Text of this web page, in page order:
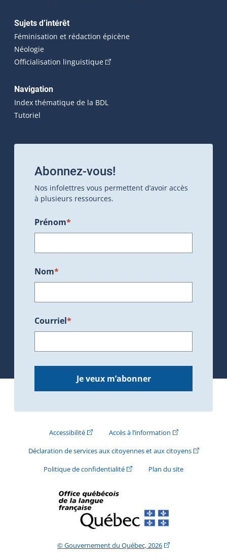
Sujets d’intérêt
Féminisation et rédaction épicène
Néologie
Officialisation linguistique(Cet hyperlien externe s'ouvrira
Navigation
Index thématique de la BDL
Tutoriel
Abonnez-vous!
Nos infolettres vous permettent d’avoir accès
à plusieurs ressources.
Prénom*
Nom*
Courriel*
Je veux m’abonner
Accessibilité(Cet hyperlien externe s'ouvrira dans une
Accès à l’information(Cet hyperlien
Déclaration de services aux citoyennes et aux citoyens(Cet
Politique de confidentialité(Cet hyperlien externe s'ouvrira
Plan du site
© Gouvernement du Québec, 2026(Cet hyperlien